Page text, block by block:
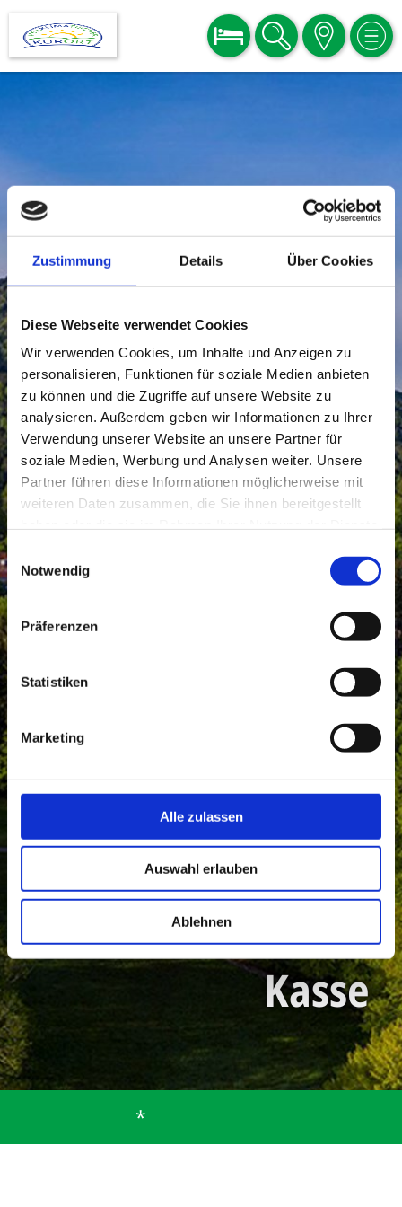
Zustimmung Details Über Cookies
Diese Webseite verwendet Cookies
Wir verwenden Cookies, um Inhalte und Anzeigen zu
personalisieren, Funktionen für soziale Medien anbieten
zu können und die Zugriffe auf unsere Website zu
analysieren. Außerdem geben wir Informationen zu Ihrer
Verwendung unserer Website an unsere Partner für
soziale Medien, Werbung und Analysen weiter. Unsere
Partner führen diese Informationen möglicherweise mit
weiteren Daten zusammen, die Sie ihnen bereitgestellt
Einwilligungsauswahl
Notwendig
Präferenzen
Statistiken
Marketing
Alle zulassen
Auswahl erlauben
Ablehnen
BUCHEN SUCHE KARTE MENÜ
Kasse
Bürgerservice
Kasse